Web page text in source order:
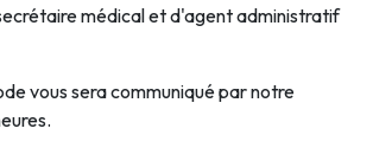
médical et d'agent administratif
vous sera communiqué par notre